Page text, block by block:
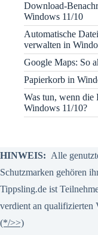
Download-
Windows 11/10
Automatische
verwalten in
Google Maps: So
Papierkorb in
Was tun, wenn
Windows 11/10?
HINWEIS: Alle
Schutzmarken gehören
Tippsling.de ist
verdient an qualifizierten
(*/>>)